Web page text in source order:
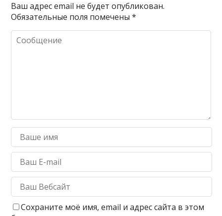
Ваш адрес email не будет опубликован.
Обязательные поля помечены*
Сохраните моё имя, email и адрес сайта в этом